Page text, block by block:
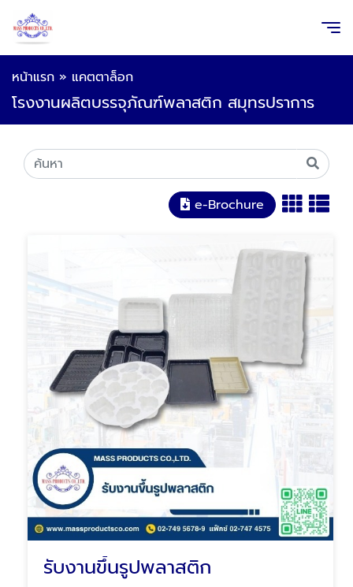
หน้าแรก » แคตตาล็อก
โรงงานผลิตบรรจุภัณฑ์พลาสติก สมุทรปราการ
e-Brochure
รับงานขึ้นรูปพลาสติก